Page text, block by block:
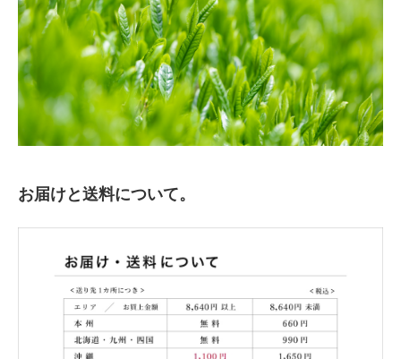
お届けと送料について。